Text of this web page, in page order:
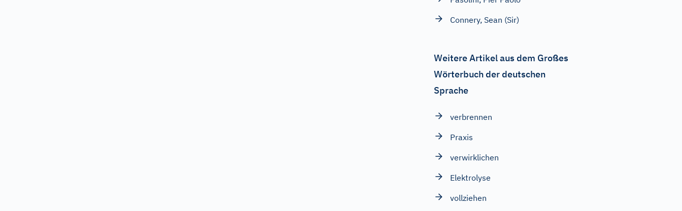
Connery, Sean (Sir)
Weitere Artikel aus dem Großes
Wörterbuch der deutschen
Sprache
verbrennen
Praxis
verwirklichen
Elektrolyse
vollziehen